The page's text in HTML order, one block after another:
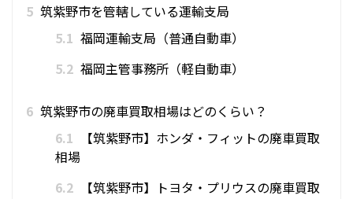
5 筑紫野市を管轄している運輸支局
5.1 福岡運輸支局（普通自動車）
5.2 福岡主管事務所（軽自動車）
6 筑紫野市の廃車買取相場はどのくらい？
6.1
【筑紫野市】ホンダ・フィットの廃車買取
相場
6.2
【筑紫野市】トヨタ・プリウスの廃車買取